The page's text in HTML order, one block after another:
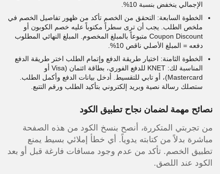
الإجمالي ينخفض بنسبة 10%.
الخطوة السابعة: التحقق من الخصم تأكد من ظهور تفاصيل الخصم في
ملخص الطلب. يجب أن ترى سطراً مكتوباً عليه خصم الكوبون أو
Coupon Discount متبوعاً بالمبلغ المخصوم. المبلغ النهائي المطلوب
دفعه = المبلغ الأصلي ناقص 10%.
الخطوة الثامنة: اختيار طريقة الدفع وإتمام الطلب اختر طريقة الدفع
المناسبة لك: KNET للدفع الفوري، بطاقة ائتمان (Visa أو
Mastercard)، أو تابي للتقسيط. أدخل بيانات الدفع وأكمل الطلب.
ستصلك رسالة نصية وبريد إلكتروني بتأكيد الطلب ورقم التتبع.
نصائح مهمة لضمان نجاح تطبيق الكود
من تجربتي المتكررة، أنصح بنسخ الكود من هذه الصفحة
مباشرة بدلاً من كتابته يدوياً. أي خطأ إملائي بسيط يمنع
تطبيق الخصم. تأكد من عدم وجود مسافات فارغة قبل أو بعد
الكود عند اللصق.